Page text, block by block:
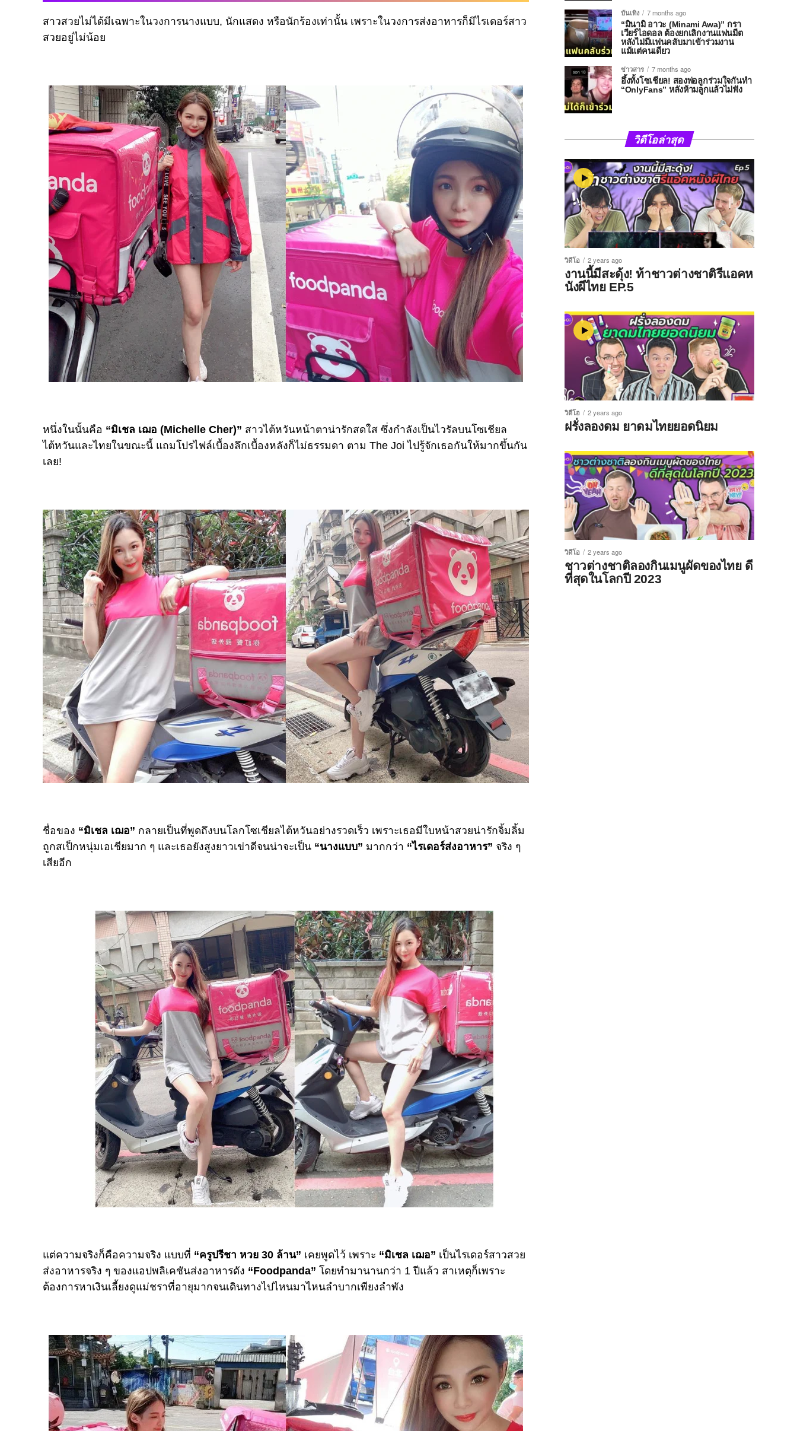
สาวสวยไม่ได้มีเฉพาะในวงการนางแบบ, นักแสดง หรือนักร้องเท่านั้น เพราะในวงการส่งอาหารก็มีไรเดอร์สาว
สวยอยู่ไม่น้อย
หนึ่งในนั้นคือ “มิเชล เฌอ (Michelle Cher)” สาวไต้หวันหน้าตาน่ารักสดใส ซึ่งกำลังเป็นไวรัลบนโซเชียล
ไต้หวันและไทยในขณะนี้ แถมโปรไฟล์เบื้องลึกเบื้องหลังก็ไม่ธรรมดา ตาม The Joi ไปรู้จักเธอกันให้มากขึ้นกัน
เลย!
ชื่อของ “มิเชล เฌอ” กลายเป็นที่พูดถึงบนโลกโซเชียลไต้หวันอย่างรวดเร็ว เพราะเธอมีใบหน้าสวยน่ารักจิ้มลิ้ม
ถูกสเป็กหนุ่มเอเชียมาก ๆ และเธอยังสูงยาวเข่าดีจนน่าจะเป็น “นางแบบ” มากกว่า “ไรเดอร์ส่งอาหาร” จริง ๆ
เสียอีก
แต่ความจริงก็คือความจริง แบบที่ “ครูปรีชา หวย 30 ล้าน” เคยพูดไว้ เพราะ “มิเชล เฌอ” เป็นไรเดอร์สาวสวย
ส่งอาหารจริง ๆ ของแอปพลิเคชันส่งอาหารดัง “Foodpanda” โดยทำมานานกว่า 1 ปีแล้ว สาเหตุก็เพราะ
ต้องการหาเงินเลี้ยงดูแม่ชราที่อายุมากจนเดินทางไปไหนมาไหนลำบากเพียงลำพัง
บันเทิง
7 months ago
“มินามิ อาวะ (Minami Awa)” กรา
เวียร์ไอดอล ต้องยกเลิกงานแฟนมีต
หลังไม่มีแฟนคลับมาเข้าร่วมงาน
แม้แต่คนเดียว
ข่าวสาร
7 months ago
อึ้งทั้งโซเชียล! สองพ่อลูกร่วมใจกันทำ
“OnlyFans” หลังห้ามลูกแล้วไม่ฟัง
วิดีโอล่าสุด
วิดีโอ 2 years ago
งานนี้มีสะดุ้ง! ท้าชาวต่างชาติรีแอคห
นังผีไทย EP.5
วิดีโอ 2 years ago
ฝรั่งลองดม ยาดมไทยยอดนิยม
วิดีโอ 2 years ago
ชาวต่างชาติลองกินเมนูผัดของไทย ดี
ที่สุดในโลกปี 2023